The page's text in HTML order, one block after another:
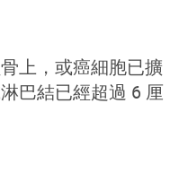
上，或癌細胞已擴
巴結已經超過 6 厘